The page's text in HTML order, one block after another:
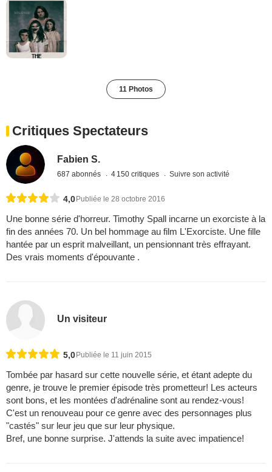
11 Photos
Critiques Spectateurs
Fabien S.
687 abonnés 4 150 critiques Suivre son activité
4,0 Publiée le 28 octobre 2016
Une bonne série d'horreur. Timothy Spall incarne un exorciste à la
fin des années 70. Un bel hommage au film L'Exorciste. Une fille
hantée par un esprit malveillant, un pensionnant très effrayant.
Des vrais moments d'épouvante .
Un visiteur
5,0Publiée le 11 juin 2015
Tombée par hasard sur cette nouvelle série, et étant adepte du
genre, je trouve le premier épisode très prometteur! Les acteurs
sont bons, et les montées d'adrénaline sont au rendez-vous!
C'est un renouveau pour ce genre avec des personnages plus
"castés" sur leur jeu que sur leur physique.
Bref, une bonne surprise. J'attends la suite avec impatience!